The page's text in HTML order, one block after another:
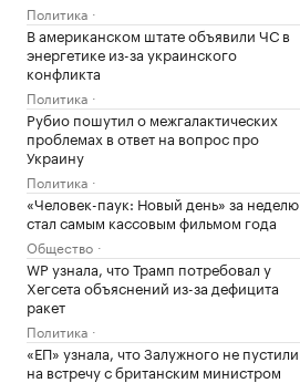
Политика
В американском штате объявили ЧС в
энергетике из-за украинского
конфликта
Политика
Рубио пошутил о межгалактических
проблемах в ответ на вопрос про
Украину
Политика
«Человек-паук: Новый день» за неделю
стал самым кассовым фильмом года
Общество
WP узнала, что Трамп потребовал у
Хегсета объяснений из-за дефицита
ракет
Политика
«ЕП» узнала, что Залужного не пустили
на встречу с британским министром